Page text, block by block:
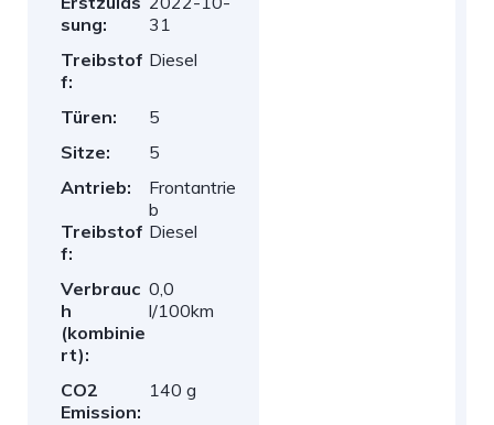
sung:
31
Treibstof
f:
Diesel
Türen:
5
Sitze:
5
Antrieb:
Frontantrie
b
Treibstof
f:
Diesel
Verbrauc
h
(kombinie
rt):
0,0
l/100km
CO2
Emission:
140 g